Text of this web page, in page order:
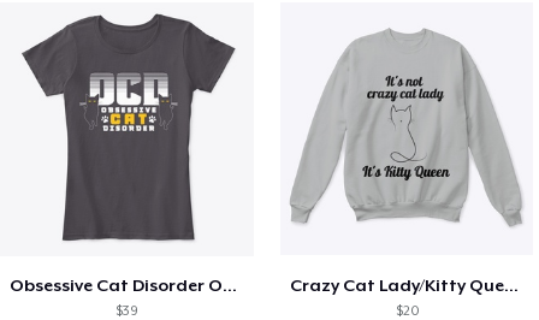
Obsessive Cat Disorder OCD Kittens Lover
$39
Crazy Cat Lady/Kitty Queen
$20